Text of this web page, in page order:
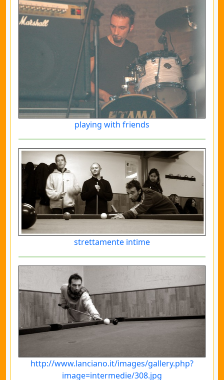
playing with friends
strettamente intime
http://www.lanciano.it/images/gallery.php?
image=intermedie/308.jpg